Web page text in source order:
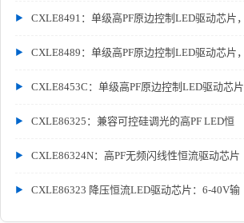
CXLE8491：单级高PF原边控制LED驱动芯片，
CXLE8489：单级高PF原边控制LED驱动芯片，
CXLE8453C：单级高PF原边控制LED驱动芯片
CXLE86325：兼容可控硅调光的高PF LED恒
CXLE86324N：高PF无频闪线性恒流驱动芯片
CXLE86323 降压恒流LED驱动芯片：6-40V输